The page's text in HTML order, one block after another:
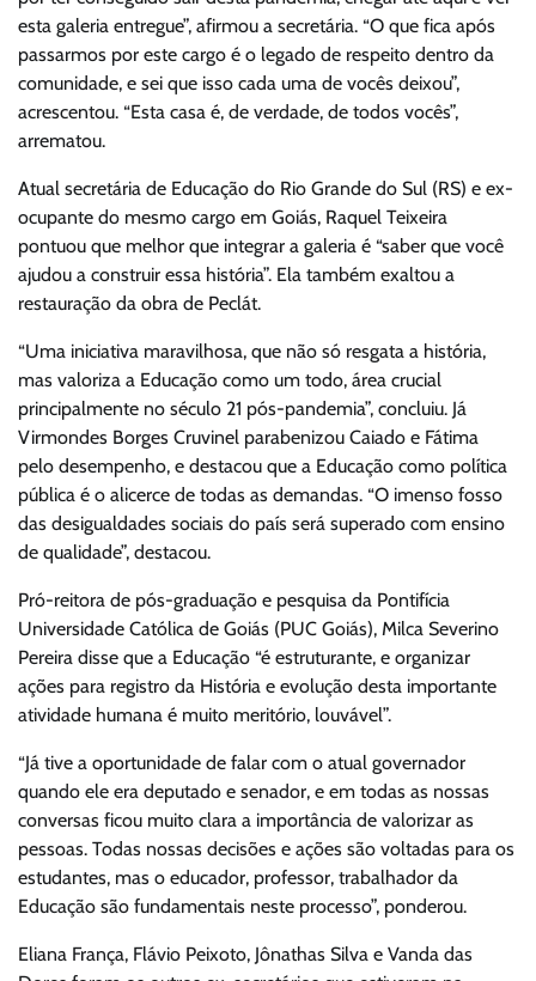
esta galeria entregue”, afirmou a secretária. “O que fica após
passarmos por este cargo é o legado de respeito dentro da
comunidade, e sei que isso cada uma de vocês deixou”,
acrescentou. “Esta casa é, de verdade, de todos vocês”,
arrematou.
Atual secretária de Educação do Rio Grande do Sul (RS) e ex-
ocupante do mesmo cargo em Goiás, Raquel Teixeira
pontuou que melhor que integrar a galeria é “saber que você
ajudou a construir essa história”. Ela também exaltou a
restauração da obra de Peclát.
“Uma iniciativa maravilhosa, que não só resgata a história,
mas valoriza a Educação como um todo, área crucial
principalmente no século 21 pós-pandemia”, concluiu. Já
Virmondes Borges Cruvinel parabenizou Caiado e Fátima
pelo desempenho, e destacou que a Educação como política
pública é o alicerce de todas as demandas. “O imenso fosso
das desigualdades sociais do país será superado com ensino
de qualidade”, destacou.
Pró-reitora de pós-graduação e pesquisa da Pontifícia
Universidade Católica de Goiás (PUC Goiás), Milca Severino
Pereira disse que a Educação “é estruturante, e organizar
ações para registro da História e evolução desta importante
atividade humana é muito meritório, louvável”.
“Já tive a oportunidade de falar com o atual governador
quando ele era deputado e senador, e em todas as nossas
conversas ficou muito clara a importância de valorizar as
pessoas. Todas nossas decisões e ações são voltadas para os
estudantes, mas o educador, professor, trabalhador da
Educação são fundamentais neste processo”, ponderou.
Eliana França, Flávio Peixoto, Jônathas Silva e Vanda das